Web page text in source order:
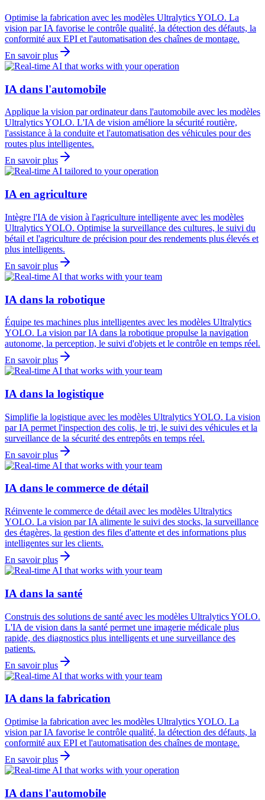
Optimise la fabrication avec les modèles Ultralytics YOLO. La
vision par IA favorise le contrôle qualité, la détection des défauts, la
conformité aux EPI et l'automatisation des chaînes de montage.
En savoir plus
IA dans l'automobile
Applique la vision par ordinateur dans l'automobile avec les modèles
Ultralytics YOLO. L'IA de vision améliore la sécurité routière,
l'assistance à la conduite et l'automatisation des véhicules pour des
routes plus intelligentes.
En savoir plus
IA en agriculture
Intègre l'IA de vision à l'agriculture intelligente avec les modèles
Ultralytics YOLO. Optimise la surveillance des cultures, le suivi du
bétail et l'agriculture de précision pour des rendements plus élevés et
plus intelligents.
En savoir plus
IA dans la robotique
Équipe tes machines plus intelligentes avec les modèles Ultralytics
YOLO. La vision par IA dans la robotique propulse la navigation
autonome, la perception, le suivi d'objets et le contrôle en temps réel.
En savoir plus
IA dans la logistique
Simplifie la logistique avec les modèles Ultralytics YOLO. La vision
par IA permet l'inspection des colis, le tri, le suivi des véhicules et la
surveillance de la sécurité des entrepôts en temps réel.
En savoir plus
IA dans le commerce de détail
Réinvente le commerce de détail avec les modèles Ultralytics
YOLO. La vision par IA alimente le suivi des stocks, la surveillance
des étagères, la gestion des files d'attente et des informations plus
intelligentes sur les clients.
En savoir plus
IA dans la santé
Construis des solutions de santé avec les modèles Ultralytics YOLO.
L'IA de vision dans la santé permet une imagerie médicale plus
rapide, des diagnostics plus intelligents et une surveillance des
patients.
En savoir plus
IA dans la fabrication
Optimise la fabrication avec les modèles Ultralytics YOLO. La
vision par IA favorise le contrôle qualité, la détection des défauts, la
conformité aux EPI et l'automatisation des chaînes de montage.
En savoir plus
IA dans l'automobile